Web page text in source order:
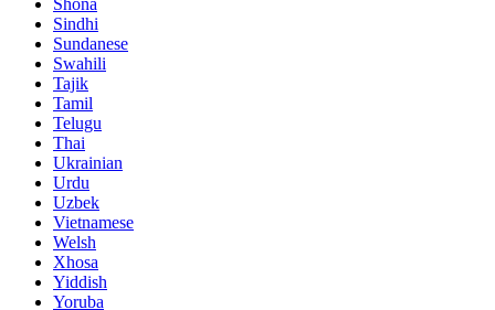
Shona
Sindhi
Sundanese
Swahili
Tajik
Tamil
Telugu
Thai
Ukrainian
Urdu
Uzbek
Vietnamese
Welsh
Xhosa
Yiddish
Yoruba